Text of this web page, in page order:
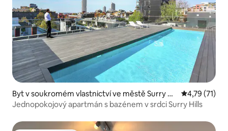
Byt v soukromém vlastnictví ve městě Surry Hil
ls
Průměrné
4,79 (71)
Jednopokojový apartmán s bazénem v srdci Surry Hills